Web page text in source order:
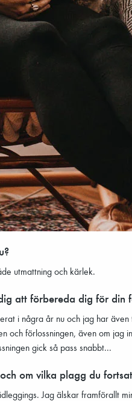
utmattning och kärlek.
att förbereda dig för din
i några år nu och jag har
och förlossningen, även om jag
gick så pass snabbt...
om vilka plagg du
Jag älskar framförallt